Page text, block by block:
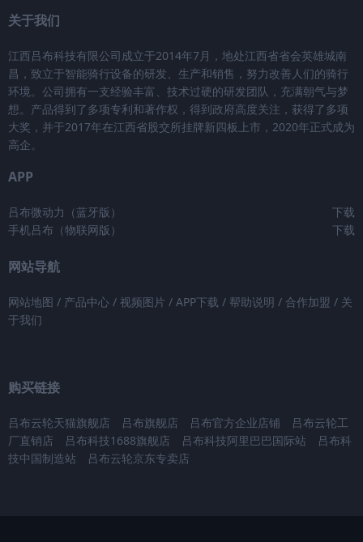
关于我们
江西吕布科技有限公司成立于2014年7月，地处江西省省会英雄城南
昌，致立于智能骑行设备的研发、生产和销售，努力改善人们的骑行
环境。公司拥有一支经验丰富、技术过硬的研发团队，充满朝气与梦
想。产品得到了多项专利和著作权，得到政府高度关注，获得了多项
大奖，并于2017年在江西省股交所挂牌新四板上市，2020年正式成为
高企。
APP
下载
吕布微动力（蓝牙版）
下载
手机吕布（物联网版）
网站导航
网站地图 / 产品中心 / 视频图片 / APP下载 / 帮助说明 / 合作加盟 / 关
于我们
购买链接
吕布云轮天猫旗舰店 吕布旗舰店 吕布官方企业店铺
吕布云轮工
厂直销店
吕布科技1688旗舰店 吕布科技阿里巴巴国际站
吕布科
技中国制造站
吕布云轮京东专卖店